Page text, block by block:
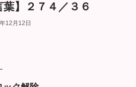
葉】２７４／３６
12月12日